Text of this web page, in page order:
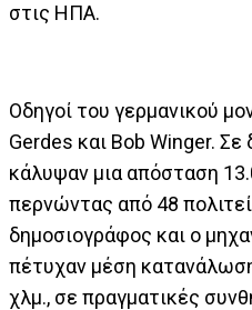
στις ΗΠΑ.
Οδηγοί του γερμανικού
Gerdes και Bob Winger.
κάλυψαν μια απόσταση
περνώντας από 48
δημοσιογράφος και ο
πέτυχαν μέση
χλμ., σε πραγματικές